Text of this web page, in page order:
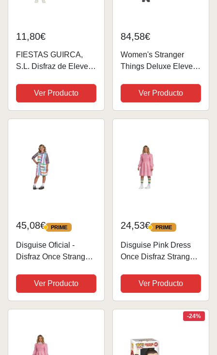
11,80€
FIESTAS GUIRCA,
S.L. Disfraz de Eleven
para niña S1-(5/6
años)
Ver Producto
84,58€
Women's Stranger
Things Deluxe Eleven
Costume Large
Ver Producto
45,08€ PRIME
PRIME
Disguise Oficial -
Disfraz Once Stranger
Eleven Stranger
Things Niña, Disfraz
Stranger Things
Ver Producto
24,53€ PRIME
PRIME
Disguise Pink Dress
Once Disfraz Stranger
Classic Talla 10-12
Años, sólido, Color
Vestido Tween (EU),
44-47 (Jakks Pacific 1)
Ver Producto
-24%